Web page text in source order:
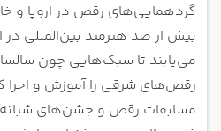
گردهمایی‌های رقص در اروپا و
بیش از صد هنرمند بین‌المللی
می‌یابند تا سبک‌هایی چون
رقص‌های شرقی را آموزش و اجرا
مسابقات رقص و جشن‌های